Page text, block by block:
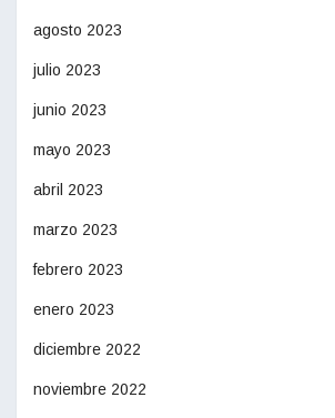
agosto 2023
julio 2023
junio 2023
mayo 2023
abril 2023
marzo 2023
febrero 2023
enero 2023
diciembre 2022
noviembre 2022